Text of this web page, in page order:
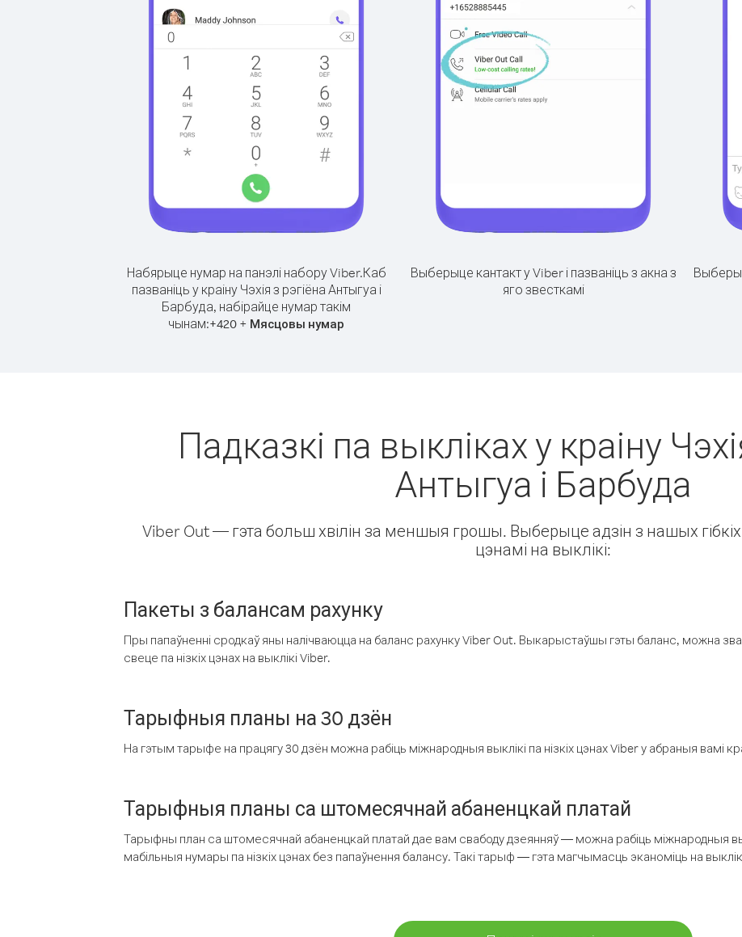
Набярыце нумар на панэлі набору Viber.Каб
пазваніць у краіну Чэхія з рэгіёна Антыгуа і
Барбуда, набірайце нумар такім
чынам:+420 + Мясцовы нумар
Выберыце кантакт у Viber і пазваніць з акна з
яго звесткамі
Падказкі па выкліках у краіну
Антыгуа і Барбуда
Viber Out — гэта больш хвілін за меншыя грошы. Выберыце адзін з нашых
цэнамі на выклікі:
Пакеты з балансам рахунку
Пры папаўненні сродкаў яны налічваюцца на баланс рахунку Viber Out. Выкарыстаўшы гэты баланс, можна
свеце па нізкіх цэнах на выклікі Viber.
Тарыфныя планы на 30 дзён
На гэтым тарыфе на працягу 30 дзён можна рабіць міжнародныя выклікі па нізкіх цэнах Viber у абраныя вамі
Тарыфныя планы са штомесячнай абаненцкай платай
Тарыфны план са штомесячнай абаненцкай платай дае вам свабоду дзеянняў — можна рабіць міжнародныя
мабільныя нумары па нізкіх цэнах без папаўнення балансу. Такі тарыф — гэта магчымасць эканоміць на